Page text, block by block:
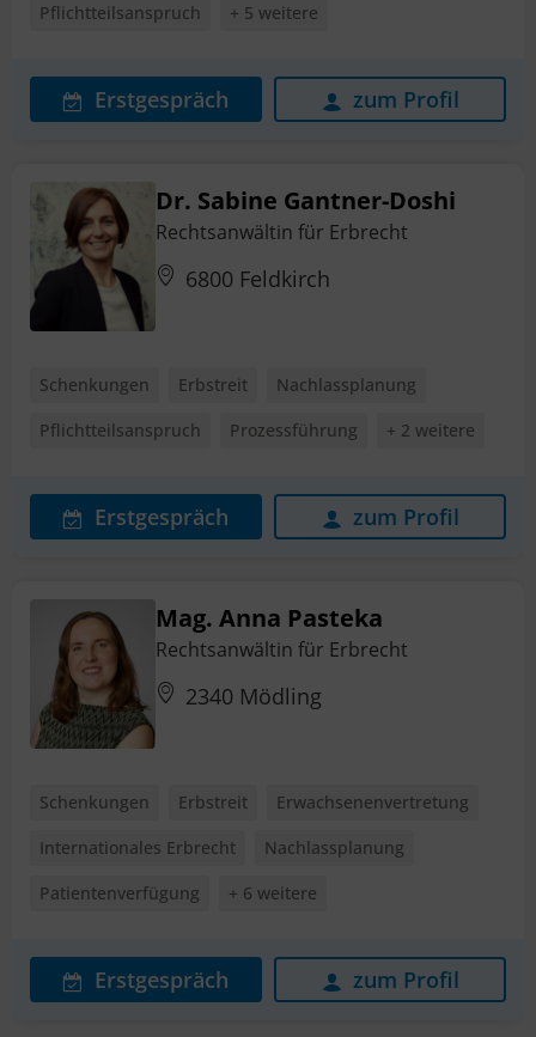
Pflichtteilsanspruch
+ 5 weitere
Erstgespräch zum Profil
Dr. Sabine Gantner-Doshi
Rechtsanwältin für Erbrecht
6800 Feldkirch
Schenkungen Erbstreit
Nachlassplanung
Pflichtteilsanspruch
Prozessführung + 2 weitere
Erstgespräch zum Profil
Mag. Anna Pasteka
Rechtsanwältin für Erbrecht
2340 Mödling
Schenkungen Erbstreit
Erwachsenenvertretung
Internationales Erbrecht
Nachlassplanung
Patientenverfügung
+ 6 weitere
Erstgespräch zum Profil